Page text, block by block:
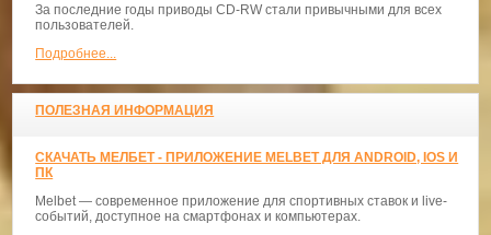
За последние годы приводы CD-RW стали привычными для всех
пользователей.
Подробнее...
ПОЛЕЗНАЯ ИНФОРМАЦИЯ
СКАЧАТЬ МЕЛБЕТ - ПРИЛОЖЕНИЕ MELBET ДЛЯ ANDROID, IOS И
ПК
Melbet — современное приложение для спортивных ставок и live-
событий, доступное на смартфонах и компьютерах.